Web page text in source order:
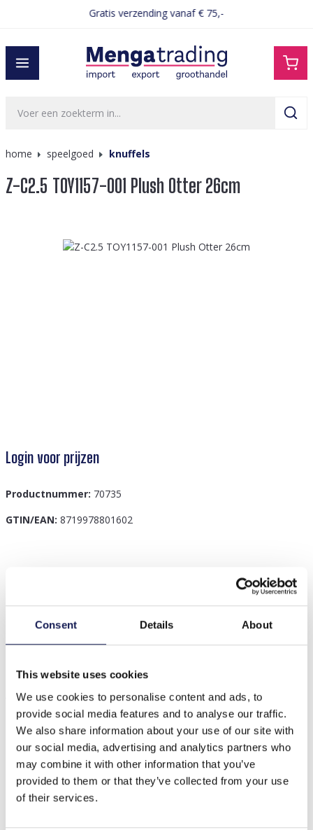
Consent Details About
This website uses cookies
We use cookies to personalise content and ads, to
provide social media features and to analyse our traffic.
We also share information about your use of our site with
our social media, advertising and analytics partners who
may combine it with other information that you’ve
provided to them or that they’ve collected from your use
of their services.
Gratis verzending vanaf € 75,-
home speelgoed knuffels
Z-C2.5 TOY1157-001 Plush Otter 26cm
Afbeeldingengalerij overslaan
Login voor prijzen
Productnummer: 70735
GTIN/EAN: 8719978801602
Maak kennis met de Z-C2.5 TOY1157-001 Pluche Otter,
een heerlijke metgezel voor alle leeftijden! Deze
schattige pluche otter…
Meer
Anderen kochten ook